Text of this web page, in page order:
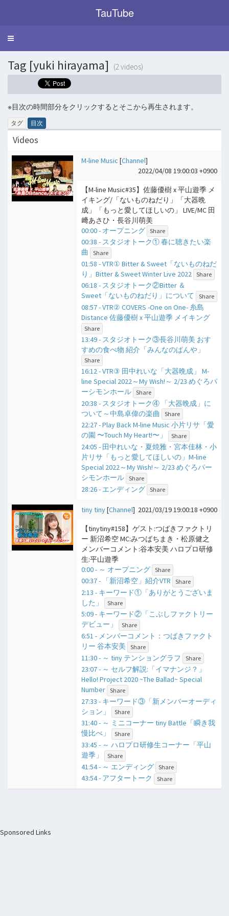
TauTube
Toggle
Tag [yuki hirayama] (2 videos)
※目次の時間部分をクリックするとそこから再生されます。
タグ 目次
Videos
M-line Music [Channel]
2022/04/08 19:00:03 +0900
【M-line Music#35】佐藤優樹 x 平山遊季 メ
イキング/「ないものねだり」「大器晩
成」「もっと愛してほしいの」 LIVE/MC 田
﨑あさひ・長谷川萌美
00:00 - オープニング Share
00:38 - スタジオトーク① 春に聴きたい楽
曲
Share
01:58 - VTR① Bitter & Sweet「ないものねだ
り」Bitter & Sweet Winter Live 2022 Share
06:18 - スタジオトーク②Bitter ＆
Sweet「ないものねだり」について
Share
08:57 - VTR② COVERS -One on One- 糸島
Distance 佐藤優樹 x 平山遊季 メイキング
Share
13:49 - スタジオトーク③長谷川萌美 おす
すめの食べ物 紹介「みんなのぱんや」
Share
16:12 - VTR③ 田中れいな「大器晩成」 M-
line Special 2022～My Wish!～ 2/23 めぐろパ
ーシモンホール Share
20:38 - スタジオトーク④ 「大器晩成」に
ついて～中島卓偉の楽曲
Share
22:27 - Play Back M-line Music 小片リサ「愛
の園 〜Touch My Heart!〜」
Share
24:05 - 田中れいな・夏焼雅・宮本佳林・小
片リサ「もっと愛してほしいの」M-line
Special 2022～My Wish!～ 2/23 めぐろパー
シモンホール Share
28:26 - エンディング Share
tiny tiny[Channel] 2021/03/19 19:00:18 +0900
【tinytiny#158】ゲスト:つばきファクトリ
ー 新沼希空 MC:みつばちまき・松原健之
メンバーコメント:谷本安美 ハロプロ研修
生:平山遊季
0:00 - ​～ オープニング Share
00:37 - 「新沼希空」紹介VTR Share
2:13 - キーワード①「ありがとうございま
した」
Share
5:09 - キーワード②「こぶしファクトリー
デビュー」
Share
6:51 - メンバーコメント：つばきファクト
リー 谷本安美
Share
11:30 - ​～ tiny テンショングラフ Share
23:07 - ​～ セルフ解説:「イマナンジ？」
Hello! Project 2020 ~The Ballad~ Special
Number Share
27:33 - キーワード③「新メンバーオーディ
ション」
Share
31:40 - ​～ ミニコーナー tiny Battle「瞬き我
慢比べ」
Share
33:45 - ​～ ハロプロ研修生コーナー「平山
遊季」
Share
41:54 - ​～ エンディング Share
43:54 - アフタートーク Share
Sponsored Links